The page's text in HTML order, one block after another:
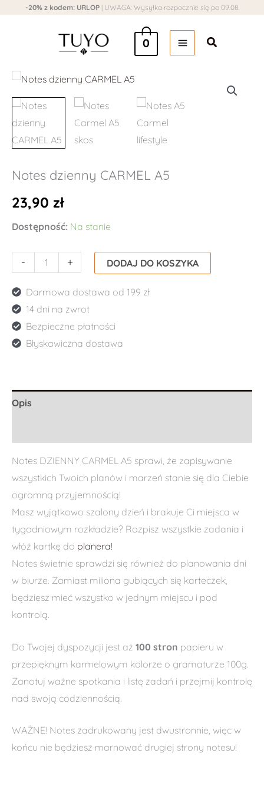
Przejdź-20% z kodem: URLOP| UWAGA: Wysyłka rozpocznie się po 09.08.
0 Szukaj
Notes dzienny CARMEL A5
23,90 zł
Dostępność: Na stanie
-
ilość
Notes
dzienny
CARMEL
A5
+ DODAJ DO KOSZYKA
Darmowa dostawa od 199 zł
14 dni na zwrot
Bezpieczne płatności
Błyskawiczna dostawa
Opis
Notes DZIENNY CARMEL A5 sprawi, że zapisywanie
wszystkich Twoich planów i marzeń stanie się dla Ciebie
ogromną przyjemnością!
Masz wyjątkowo szalony dzień i brakuje Ci miejsca w
tygodniowym rozkładzie? Rozpisz wszystkie zadania i
włóż kartkę do planera!
Notes świetnie sprawdzi się również do planowania dni
w biurze. Zamiast miliona gubiących się karteczek,
będziesz mieć wszystko w jednym miejscu i pod
kontrolą.
Do Twojej dyspozycji jest aż 100 stron papieru w
przepięknym karmelowym kolorze o gramaturze 100g.
Zanotuj ważne spotkania i listę zadań i przejmij kontrolę
nad swoją codziennością.
WAŻNE! Notes zadrukowany jest dwustronnie, więc w
końcu nie będziesz marnować drugiej strony notesu!